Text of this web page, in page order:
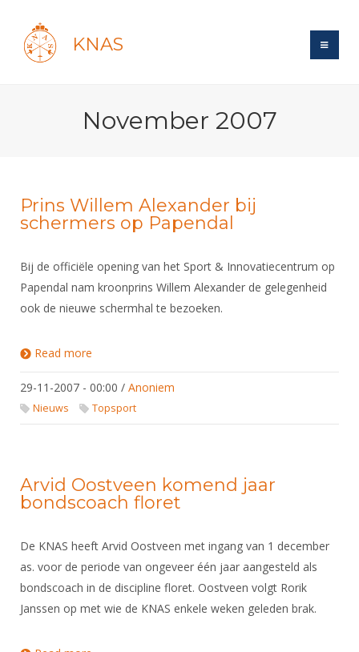
KNAS
Polls
Maandelijks archief
Gebruiksvoorwaarden
Handleiding
Lidmaatschap
Reglementen
Ledencijfers
Organisatie
Bestuur
Leden van Verdiensten
Bondsbureau
Contact
Medewerkers
Samenwerking
Introductie
Veteranen
Lichtzwaardschermen
Wedstrijdsport
Ranglijsten
Inschrijven
Schermpaspoort
Wedstrijdkalender
Wat is topsport
Nieuws
NK's
DBT
FBT
Atletencommissie
Internationale aanmeldingen
Informatie
Voor de jeugd
Spreekbeurtpakket
Jeugdkampen
Brassardsysteem
Voor coaches en leraren
Nationale opleidingen
Opleidingen
Leraar
Voor scheidsrechters
Nieuws
Forums
Forums
Zoek Vereniging
November 2007
Prins Willem Alexander bij
schermers op Papendal
Bij de officiële opening van het Sport & Innovatiecentrum op
Papendal nam kroonprins Willem Alexander de gelegenheid
ook de nieuwe schermhal te bezoeken.
Read more
29-11-2007 - 00:00 / Anoniem
Nieuws Topsport
Arvid Oostveen komend jaar
bondscoach floret
De KNAS heeft Arvid Oostveen met ingang van 1 december
as. voor de periode van ongeveer één jaar aangesteld als
bondscoach in de discipline floret. Oostveen volgt Rorik
Janssen op met wie de KNAS enkele weken geleden brak.